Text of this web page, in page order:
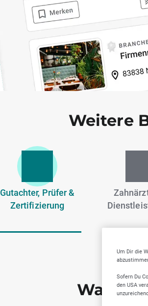
Weitere
Gutachter, Prüfer &
Zertifizierung
Warum
Um Dir die
Sofern Du
den USA